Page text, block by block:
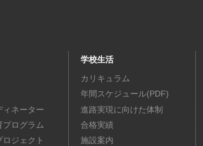
ィネーター
ログラム
ジェクト
学校生活
カリキュラム
年間スケジュール(PDF)
進路実現に向けた体制
合格実績
施設案内